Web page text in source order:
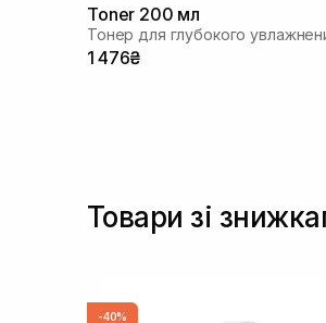
Toner 200 мл
1 476₴
Товари зі
-40%